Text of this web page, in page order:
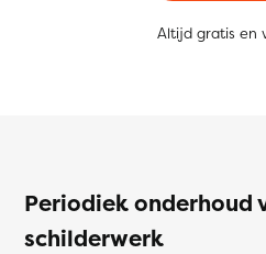
Altijd gratis en
Periodiek onderhoud
schilderwerk